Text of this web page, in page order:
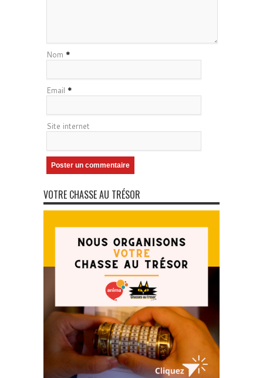
Nom *
Email *
Site internet
VOTRE CHASSE AU TRÉSOR